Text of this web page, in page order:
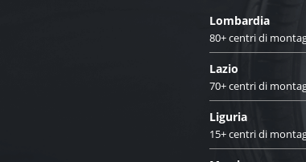
Lombardia
80+ centri di
Lazio
70+ centri di
Liguria
15+ centri di